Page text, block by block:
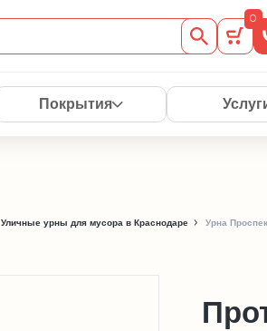
0
Покрытия
Уличные урны для мусора в Краснодаре Урна